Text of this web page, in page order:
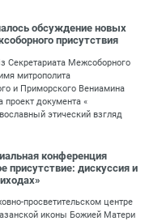
обсуждение новых
присутствия
Секретариата Межсоборного
митрополита
и Приморского Вениамина
проект документа «
этический взгляд
конференция
присутствие: дискуссия и
просветительском центре
иконы Божией Матери